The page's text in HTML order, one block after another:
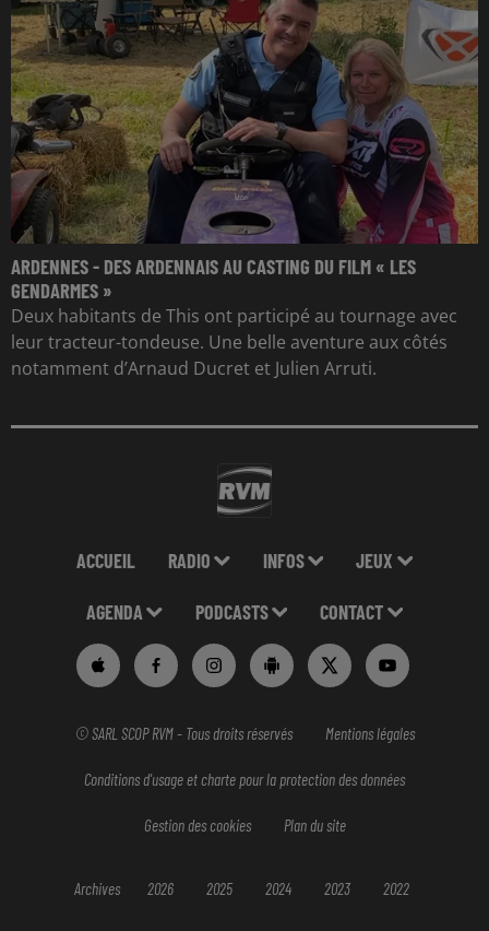
ARDENNES - DES ARDENNAIS AU CASTING DU FILM « LES
GENDARMES »
Deux habitants de This ont participé au tournage avec
leur tracteur-tondeuse. Une belle aventure aux côtés
notamment d’Arnaud Ducret et Julien Arruti.
ACCUEIL RADIO INFOS JEUX
AGENDA PODCASTS CONTACT
© SARL SCOP RVM - Tous droits réservés Mentions légales
Conditions d'usage et charte pour la protection des données
Gestion des cookies Plan du site
Archives 2026 2025 2024 2023 2022